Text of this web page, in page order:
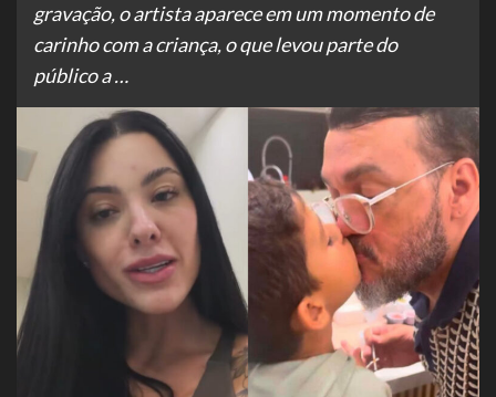
gravação, o artista aparece em um momento de
carinho com a criança, o que levou parte do
público a …